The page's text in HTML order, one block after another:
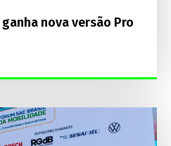
nova versão Pro